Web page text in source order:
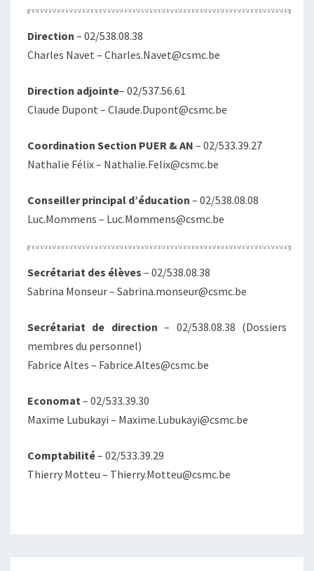
Direction – 02/538.08.38
Charles Navet – Charles.Navet@csmc.be
Direction adjointe– 02/537.56.61
Claude Dupont – Claude.Dupont@csmc.be
Coordination Section PUER & AN – 02/533.39.27‬
Nathalie Félix – Nathalie.Felix@csmc.be
Conseiller principal d’éducation – 02/538.08.08
Luc.Mommens – Luc.Mommens@csmc.be
Secrétariat des élèves – 02/538.08.38
Sabrina Monseur – Sabrina.monseur@csmc.be
Secrétariat de direction– 02/538.08.38 (Dossiers
membres du personnel)
Fabrice Altes – Fabrice.Altes@csmc.be
Economat– 02/533.39.30
Maxime Lubukayi – Maxime.Lubukayi@csmc.be
Comptabilité– 02/533.39.29
Thierry Motteu – Thierry.Motteu@csmc.be